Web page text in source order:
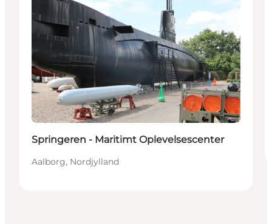
Springeren - Maritimt Oplevelsescenter
Aalborg, Nordjylland